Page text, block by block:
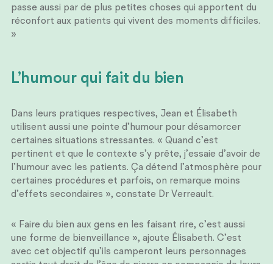
passe aussi par de plus petites choses qui apportent du
réconfort aux patients qui vivent des moments difficiles.
»
L’humour qui fait du bien
Dans leurs pratiques respectives, Jean et Élisabeth
utilisent aussi une pointe d’humour pour désamorcer
certaines situations stressantes. « Quand c’est
pertinent et que le contexte s’y prête, j’essaie d’avoir de
l’humour avec les patients. Ça détend l’atmosphère pour
certaines procédures et parfois, on remarque moins
d’effets secondaires », constate Dr Verreault.
« Faire du bien aux gens en les faisant rire, c’est aussi
une forme de bienveillance », ajoute Élisabeth. C’est
avec cet objectif qu’ils camperont leurs personnages